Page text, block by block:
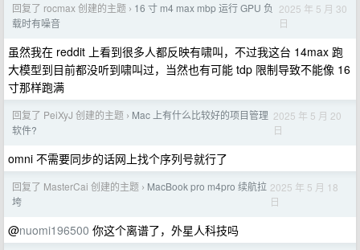
回复了 rocmax 创建的主题 › 16 寸 m4 max mbp 运行 GPU 负
载时有噪音
2025 年 5 月 30
日
虽然我在 reddit 上看到很多人都反映有啸叫，不过我这台 14max 跑
大模型到目前都没听到啸叫过，当然也有可能 tdp 限制导致不能像 16
寸那样跑满
回复了 PeiXyJ 创建的主题 › Mac 上有什么比较好的项目管理
软件?
2025 年 5 月 20
日
omni 不需要同步的话网上找个序列号就行了
回复了 MasterCai 创建的主题 › MacBook pro m4pro 续航拉
垮
2025 年 5 月 18
日
@nuomi196500 你这个离谱了，外星人科技吗